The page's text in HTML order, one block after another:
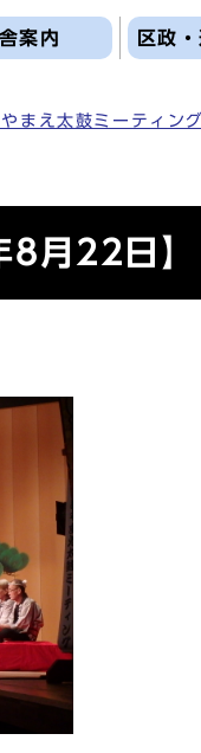
案内 区政
まえ太鼓ミーティング
月22日】